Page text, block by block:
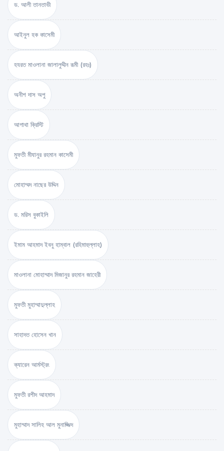
ড. আলী তানতাভী
আইনুল হক কাসেমী
হযরত মাওলানা জালালুদ্দীন রূমী (রহঃ)
অনীশ দাস অপু
আগাথা ক্রিস্টি
মুফতী মীযানুর রহমান কাসেমী
মোহাম্মদ নাছের উদ্দিন
ড. মরিস বুকাইলি
ইমাম আহমাদ ইবনু হাম্বাল (রহিমাহুল্লাহ)
মাওলানা মোহাম্মাদ মিজানুর রহমান জাহেরী
মুফতী মুহাম্মাদুল্লাহ
সাহাদত হোসেন খান
ক্যারেন আর্মস্ট্রং
মুফতী রশীদ আহমাদ
মুহাম্মাদ সালিহ আল মুনাজ্জিদ